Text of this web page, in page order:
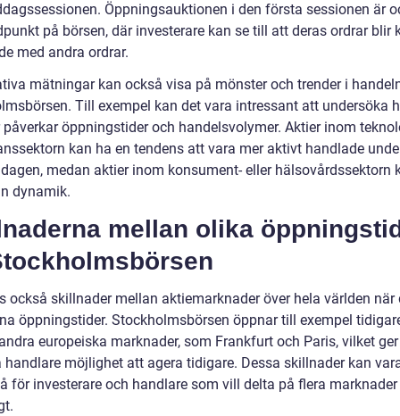
Öppningsauktionen i den första sessionen är
på börsen, där investerare kan se till att deras ordrar blir
med andra ordrar.
mätningar kan också visa på mönster och trender i
Till exempel kan det vara intressant att undersöka
påverkar öppningstider och handelsvolymer. Aktier inom
kan ha en tendens att vara mer aktivt handlade
medan aktier inom konsument- eller hälsovårdssektorn
dynamik.
mellan olika
också skillnader mellan aktiemarknader över hela världen när
öppningstider. Stockholmsbörsen öppnar till exempel
europeiska marknader, som Frankfurt och Paris, vilket ger
handlare möjlighet att agera tidigare. Dessa skillnader kan
för investerare och handlare som vill delta på flera marknader